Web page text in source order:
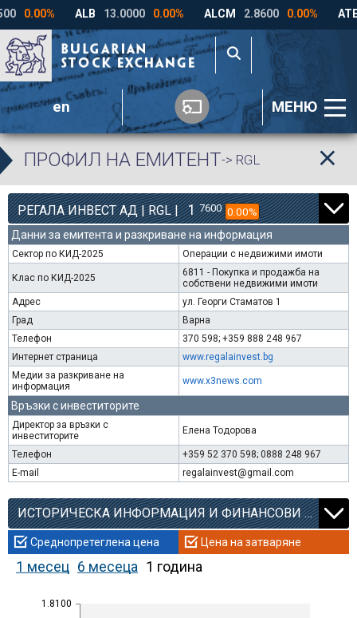
en МЕНЮ
ПРОФИЛ НА ЕМИТЕНТ-> RGL
РЕГАЛА ИНВЕСТ АД | RGL | 1 7600 0.00%
Данни за емитента и разкриване на информация
Сектор по КИД-2025 Операции с недвижими имоти
Клас по КИД-2025
6811 - Покупка и продажба на
собствени недвижими имоти
Адрес
ул. Георги Стаматов 1
Град
Варна
Телефон
370 598; +359 888 248 967
Интернет страница
www.regalainvest.bg
Медии за разкриване на
информация
www.x3news.com
Връзки с инвеститорите
Директор за връзки с
инвеститорите
Елена Тодорова
Телефон
+359 52 370 598; 0888 248 967
E-mail
regalainvest@gmail.com
ИСТОРИЧЕСКА ИНФОРМАЦИЯ И ФИНАНСОВИ КОЕФИЦИЕНТИ
Среднопретеглена цена Цена на затваряне
1 месец 6 месеца 1 година
1.8100